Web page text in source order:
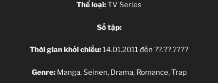
Thể loại:TV Series
Số tập:
Thời gian khởi chiếu:14.01.2011 đến ??.??.????
Genre:Manga, Seinen, Drama, Romance, Trap